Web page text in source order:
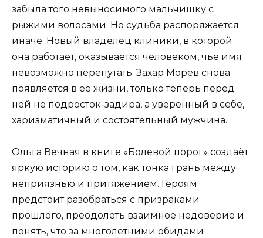
забыла того невыносимого мальчишку с
рыжими волосами. Но судьба распоряжается
иначе. Новый владелец клиники, в которой
она работает, оказывается человеком, чьё имя
невозможно перепутать. Захар Морев снова
появляется в её жизни, только теперь перед
ней не подросток-задира, а уверенный в себе,
харизматичный и состоятельный мужчина.
Ольга Вечная в книге «Болевой порог» создаёт
яркую историю о том, как тонка грань между
неприязнью и притяжением. Героям
предстоит разобраться с призраками
прошлого, преодолеть взаимное недоверие и
понять, что за многолетними обидами